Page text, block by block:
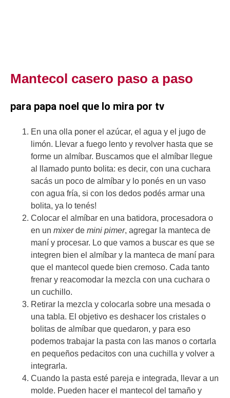
Mantecol casero paso a paso
para papa noel que lo mira por tv
En una olla poner el azúcar, el agua y el jugo de
limón. Llevar a fuego lento y revolver hasta que se
forme un almíbar. Buscamos que el almíbar llegue
al llamado punto bolita: es decir, con una cuchara
sacás un poco de almíbar y lo ponés en un vaso
con agua fría, si con los dedos podés armar una
bolita, ya lo tenés!
Colocar el almíbar en una batidora, procesadora o
en un mixerde mini pimer, agregar la manteca de
maní y procesar. Lo que vamos a buscar es que se
integren bien el almíbar y la manteca de maní para
que el mantecol quede bien cremoso. Cada tanto
frenar y reacomodar la mezcla con una cuchara o
un cuchillo.
Retirar la mezcla y colocarla sobre una mesada o
una tabla. El objetivo es deshacer los cristales o
bolitas de almíbar que quedaron, y para eso
podemos trabajar la pasta con las manos o cortarla
en pequeños pedacitos con una cuchilla y volver a
integrarla.
Cuando la pasta esté pareja e integrada, llevar a un
molde. Pueden hacer el mantecol del tamaño y